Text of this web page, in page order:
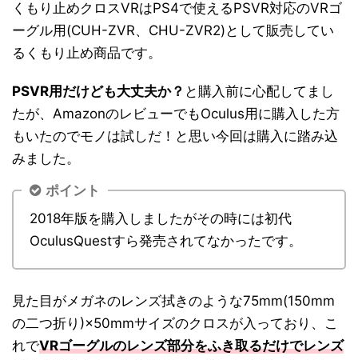
くもり止めクロスVRはPS4で使えるPSVR対応のVRゴ
ーグル用(CUH-ZVR、CHU-ZVR2)として販売してい
るくもり止め商品です。
PSVR用だけども大丈夫か？ と購入前に心配してまし
たが、AmazonのレビューでもOculus用に購入した方
もいたのでモノは試しだ！と思い今回は購入に踏み込
みました。
ポイント
2018年版を購入しましたがその時には初代
OculusQuestすら発売されてなかったです。
見た目がメガネのレンズ拭きのような75mm(150mm
の二つ折り)×50mmサイズのクロスが入っており、こ
れでVRゴーグルのレンズ部分をふき取るだけでレンズ